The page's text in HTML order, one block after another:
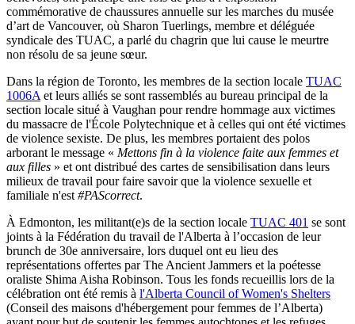
commémorative de chaussures annuelle sur les marches du musée
d’art de Vancouver, où Sharon Tuerlings, membre et déléguée
syndicale des TUAC, a parlé du chagrin que lui cause le meurtre
non résolu de sa jeune sœur.
Dans la région de Toronto, les membres de la section locale TUAC
1006A et leurs alliés se sont rassemblés au bureau principal de la
section locale situé à Vaughan pour rendre hommage aux victimes
du massacre de l'École Polytechnique et à celles qui ont été victimes
de violence sexiste. De plus, les membres portaient des polos
arborant le message « Mettons fin à la violence faite aux femmes et
aux filles » et ont distribué des cartes de sensibilisation dans leurs
milieux de travail pour faire savoir que la violence sexuelle et
familiale n'est #PAScorrect.
À Edmonton, les militant(e)s de la section locale TUAC 401 se sont
joints à la Fédération du travail de l'Alberta à l’occasion de leur
brunch de 30e anniversaire, lors duquel ont eu lieu des
représentations offertes par The Ancient Jammers et la poétesse
oraliste Shima Aisha Robinson. Tous les fonds recueillis lors de la
célébration ont été remis à l'Alberta Council of Women's Shelters
(Conseil des maisons d'hébergement pour femmes de l’Alberta)